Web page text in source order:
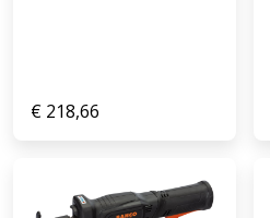
€ 218,66